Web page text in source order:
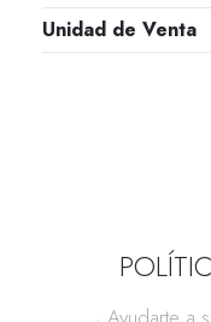
Unidad de Venta